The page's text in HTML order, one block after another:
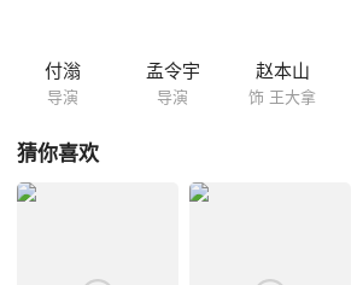
付滃
导演
孟令宇
导演
赵本山
饰 王大拿
猜你喜欢